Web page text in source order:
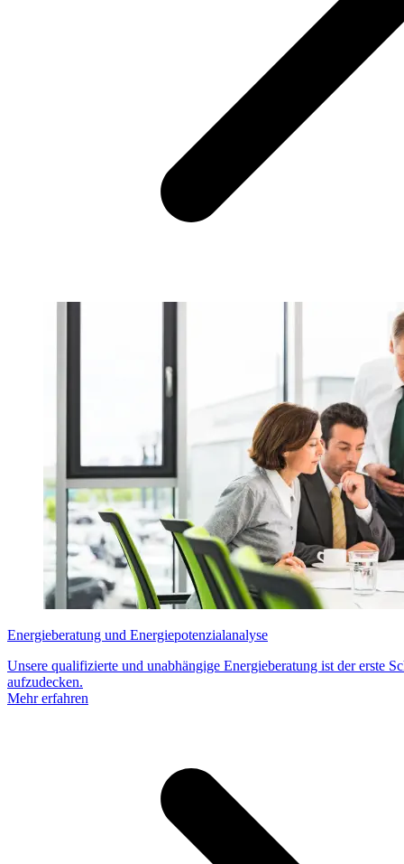
Energieberatung und Energiepotenzialanalyse
Unsere qualifizierte und unabhängige Energieberatung ist der erste
aufzudecken.
Mehr erfahren